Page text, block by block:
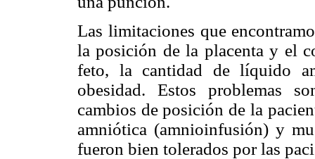
Las limitaciones que
la posición de la placenta y el
feto, la cantidad de líquido
obesidad. Estos problemas
cambios de posición de la
amniótica (amnioinfusión) y
fueron bien tolerados por las